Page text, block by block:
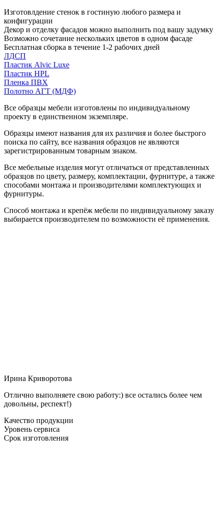
Изготовлдение стенок в гостиную любого размера и
конфигурации
Декор и отделку фасадов можно выполнить под вашу задумку
Возможно сочетание нескольких цветов в одном фасаде
Бесплатная сборка в течение 1-2 рабочих дней
ЛДСП
Пластик Alvic Luxe
Пластик HPL
Пленка ПВХ
Полотно АГТ (МДФ)
Все образцы мебели изготовлены по индивидуальному
проекту в единственном экземпляре.
Образцы имеют названия для их различия и более быстрого
поиска по сайту, все названия образцов не являются
зарегистрированным товарным знаком.
Все мебельные изделия могут отличаться от представленных
образцов по цвету, размеру, комплектации, фурнитуре, а также
способами монтажа и производителями комплектующих и
фурнитуры.
Способ монтажа и крепёж мебели по индивидуальному заказу
выбирается производителем по возможности её применения.
Ирина Криворотова
Отлично выполняете свою работу:) все остались более чем
довольны, респект!)
Качество продукции
Уровень сервиса
Срок изготовления